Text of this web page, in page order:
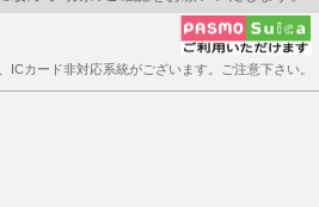
ICカード非対応系統がございます。ご注意下さい。